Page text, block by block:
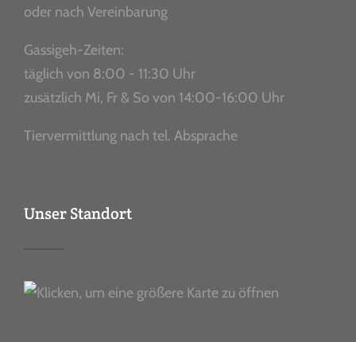
oder nach Vereinbarung
Gassigeh-Zeiten:
täglich von 8:00 - 11:30 Uhr
zusätzlich Mi, Fr & So von 14:00-16:00 Uhr
Tiervermittlung nach tel. Absprache
Unser Standort